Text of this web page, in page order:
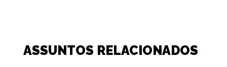
ASSUNTOS RELACIONADOS